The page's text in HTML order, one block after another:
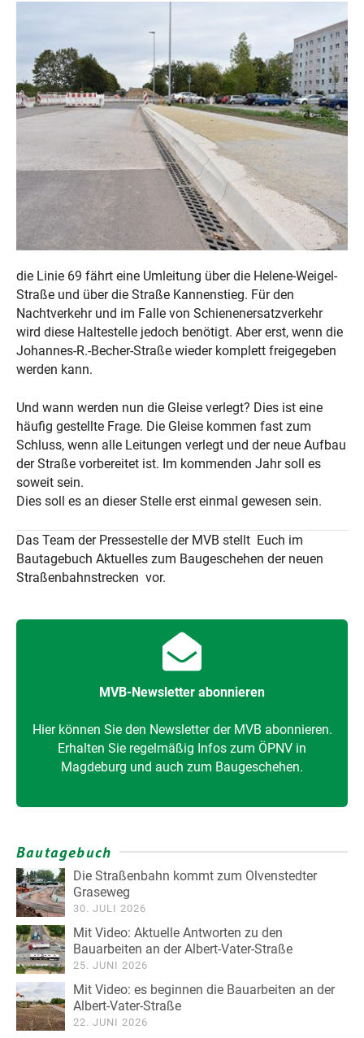
die Linie 69 fährt eine Umleitung über die Helene-Weigel-
Straße und über die Straße Kannenstieg. Für den
Nachtverkehr und im Falle von Schienenersatzverkehr
wird diese Haltestelle jedoch benötigt. Aber erst, wenn die
Johannes-R.-Becher-Straße wieder komplett freigegeben
werden kann.
Und wann werden nun die Gleise verlegt? Dies ist eine
häufig gestellte Frage. Die Gleise kommen fast zum
Schluss, wenn alle Leitungen verlegt und der neue Aufbau
der Straße vorbereitet ist. Im kommenden Jahr soll es
soweit sein.
Dies soll es an dieser Stelle erst einmal gewesen sein.
Das Team der Pressestelle der MVB stellt Euch im
Bautagebuch Aktuelles zum Baugeschehen der neuen
Straßenbahnstrecken vor.
MVB-Newsletter abonnieren
Hier können Sie den Newsletter der MVB abonnieren.
Erhalten Sie regelmäßig Infos zum ÖPNV in
Magdeburg und auch zum Baugeschehen.
Bautagebuch
Die Straßenbahn kommt zum Olvenstedter
Graseweg
30. JULI 2026
Mit Video: Aktuelle Antworten zu den
Bauarbeiten an der Albert-Vater-Straße
25. JUNI 2026
Mit Video: es beginnen die Bauarbeiten an der
Albert-Vater-Straße
22. JUNI 2026